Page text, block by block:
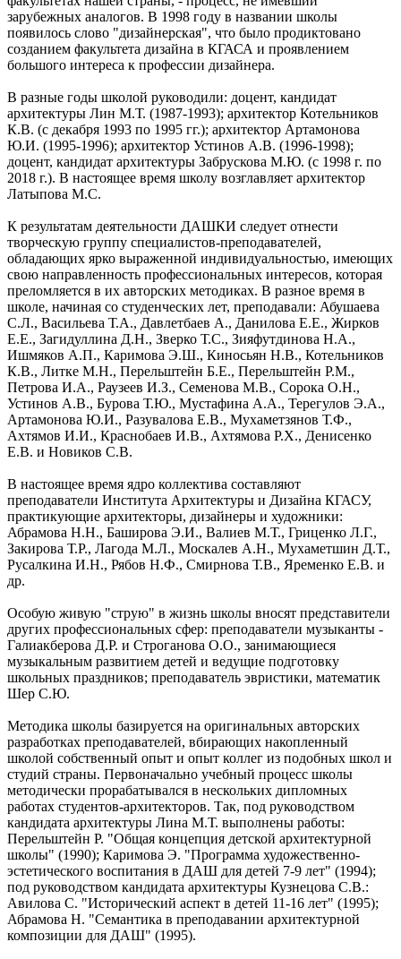
зарубежных аналогов. В 1998 году в названии школы
появилось слово "дизайнерская", что было продиктовано
созданием факультета дизайна в КГАСА и проявлением
большого интереса к профессии дизайнера.
В разные годы школой руководили: доцент, кандидат
архитектуры Лин М.Т. (1987-1993); архитектор Котельников
К.В. (с декабря 1993 по 1995 гг.); архитектор Артамонова
Ю.И. (1995-1996); архитектор Устинов А.В. (1996-1998);
доцент, кандидат архитектуры Забрускова М.Ю. (с 1998 г. по
2018 г.). В настоящее время школу возглавляет архитектор
Латыпова М.С.
К результатам деятельности ДАШКИ следует отнести
творческую группу специалистов-преподавателей,
обладающих ярко выраженной индивидуальностью, имеющих
свою направленность профессиональных интересов, которая
преломляется в их авторских методиках. В разное время в
школе, начиная со студенческих лет, преподавали: Абушаева
С.Л., Васильева Т.А., Давлетбаев А., Данилова Е.Е., Жирков
Е.Е., Загидуллина Д.Н., Зверко Т.С., Зияфутдинова Н.А.,
Ишмяков А.П., Каримова Э.Ш., Киносьян Н.В., Котельников
К.В., Литке М.Н., Перельштейн Б.Е., Перельштейн Р.М.,
Петрова И.А., Раузеев И.З., Семенова М.В., Сорока О.Н.,
Устинов А.В., Бурова Т.Ю., Мустафина А.А., Терегулов Э.А.,
Артамонова Ю.И., Разувалова Е.В., Мухаметзянов Т.Ф.,
Ахтямов И.И., Краснобаев И.В., Ахтямова Р.Х., Денисенко
Е.В. и Новиков С.В.
В настоящее время ядро коллектива составляют
преподаватели Института Архитектуры и Дизайна КГАСУ,
практикующие архитекторы, дизайнеры и художники:
Абрамова Н.Н., Баширова Э.И., Валиев М.Т., Гриценко Л.Г.,
Закирова Т.Р., Лагода М.Л., Москалев А.Н., Мухаметшин Д.Т.,
Русалкина И.Н., Рябов Н.Ф., Смирнова Т.В., Яременко Е.В. и
др.
Особую живую "струю" в жизнь школы вносят представители
других профессиональных сфер: преподаватели музыканты -
Галиакберова Д.Р. и Строганова О.О., занимающиеся
музыкальным развитием детей и ведущие подготовку
школьных праздников; преподаватель эвристики, математик
Шер С.Ю.
Методика школы базируется на оригинальных авторских
разработках преподавателей, вбирающих накопленный
школой собственный опыт и опыт коллег из подобных школ и
студий страны. Первоначально учебный процесс школы
методически прорабатывался в нескольких дипломных
работах студентов-архитекторов. Так, под руководством
кандидата архитектуры Лина М.Т. выполнены работы:
Перельштейн Р. "Общая концепция детской архитектурной
школы" (1990); Каримова Э. "Программа художественно-
эстетического воспитания в ДАШ для детей 7-9 лет" (1994);
под руководством кандидата архитектуры Кузнецова С.В.:
Авилова С. "Исторический аспект в детей 11-16 лет" (1995);
Абрамова Н. "Семантика в преподавании архитектурной
композиции для ДАШ" (1995).